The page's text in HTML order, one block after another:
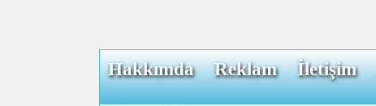
Hakkımda Reklam İletişim